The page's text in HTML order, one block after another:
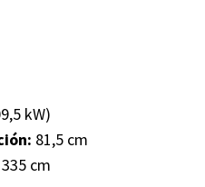
kW)
81,5 cm
335 cm